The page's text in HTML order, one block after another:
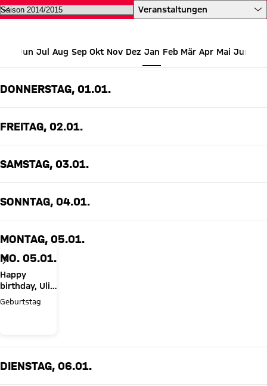
Alle Termine des FC Bayern
Veranstaltungen
Jun Jul Aug Sep Okt Nov Dez Jan Feb Mär Apr Mai Jun
JANUAR 2015
DONNERSTAG, 01.01.
FREITAG, 02.01.
SAMSTAG, 03.01.
SONNTAG, 04.01.
MONTAG, 05.01.
MO. 05.01.
Happy
birthday, Uli
Hoeneß!
Geburtstag
DIENSTAG, 06.01.